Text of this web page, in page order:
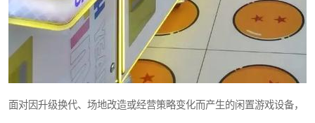
面对因升级换代、场地改造或经营策略变化而产生的闲置游戏设备，